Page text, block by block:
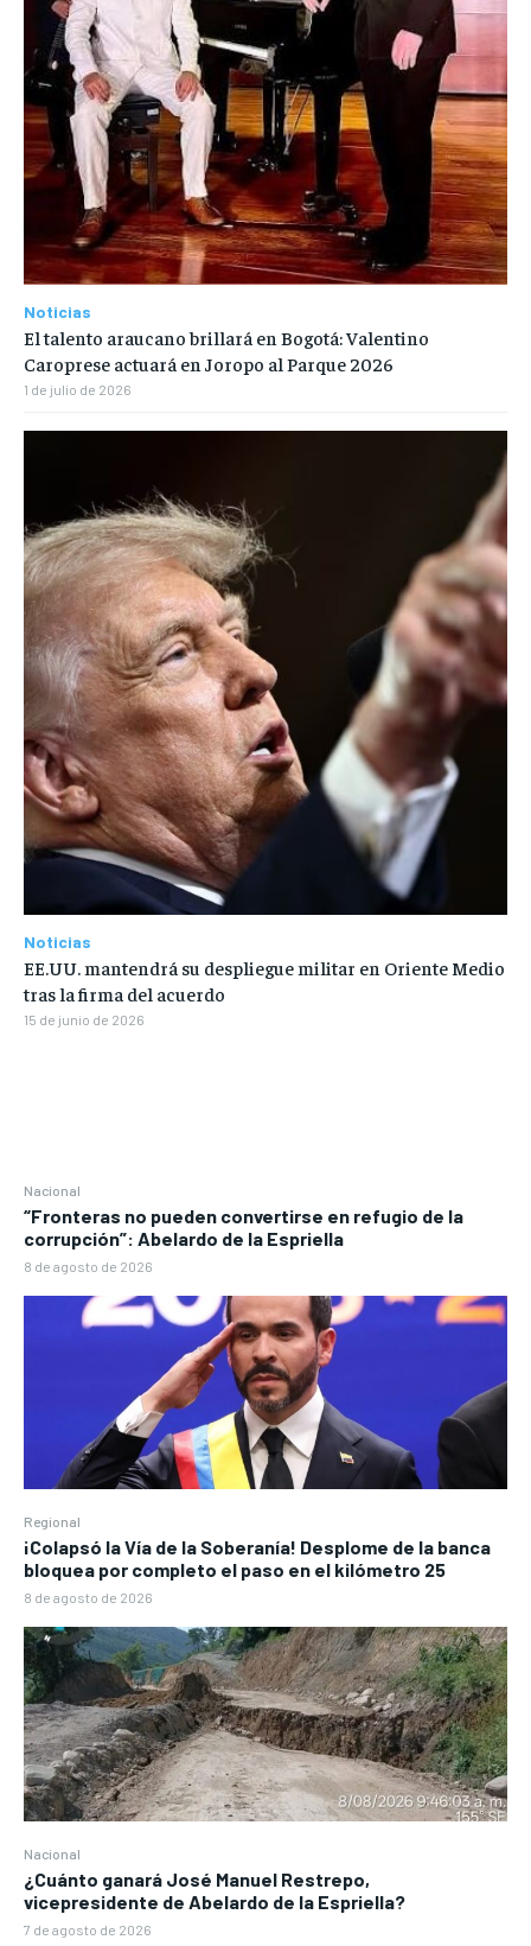
Nacional
“Fronteras no pueden convertirse en refugio de la
corrupción”: Abelardo de la Espriella
8 de agosto de 2026
Regional
¡Colapsó la Vía de la Soberanía! Desplome de la banca
bloquea por completo el paso en el kilómetro 25
8 de agosto de 2026
Nacional
¿Cuánto ganará José Manuel Restrepo,
vicepresidente de Abelardo de la Espriella?
7 de agosto de 2026
Noticias
El talento araucano brillará en Bogotá: Valentino
Caroprese actuará en Joropo al Parque 2026
1 de julio de 2026
Noticias
EE.UU. mantendrá su despliegue militar en Oriente Medio
tras la firma del acuerdo
15 de junio de 2026